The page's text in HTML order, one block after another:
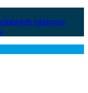
nástrojov